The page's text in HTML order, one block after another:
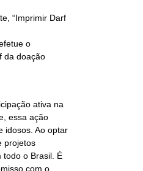
“Imprimir Darf
o
da doação
ativa na
essa ação
idosos. Ao optar
projetos
todo o Brasil. É
com o